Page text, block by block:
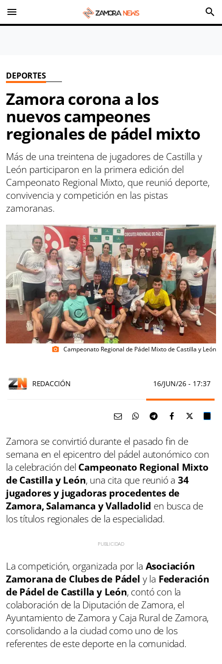
menu search
DEPORTES
Zamora corona a los
nuevos campeones
regionales de pádel mixto
Más de una treintena de jugadores de Castilla y
León participaron en la primera edición del
Campeonato Regional Mixto, que reunió deporte,
convivencia y competición en las pistas
zamoranas.
photo_camera Campeonato Regional de Pádel Mixto de Castilla y León
REDACCIÓN 16/JUN/26 - 17:37
Zamora se convirtió durante el pasado fin de
semana en el epicentro del pádel autonómico con
la celebración del Campeonato Regional Mixto
de Castilla y León, una cita que reunió a34
jugadores y jugadoras procedentes de
Zamora, Salamanca y Valladolid en busca de
los títulos regionales de la especialidad.
La competición, organizada por la Asociación
Zamorana de Clubes de Pádel y la Federación
de Pádel de Castilla y León, contó con la
colaboración de la Diputación de Zamora, el
Ayuntamiento de Zamora y Caja Rural de Zamora,
consolidando a la ciudad como uno de los
referentes de este deporte en la comunidad.